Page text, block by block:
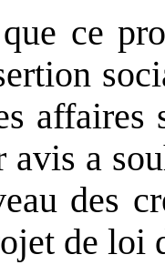
ce
affaires
avis a
des
de loi